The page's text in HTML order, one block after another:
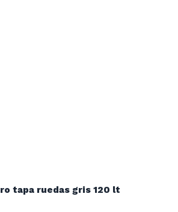
tapa ruedas gris 120 lt